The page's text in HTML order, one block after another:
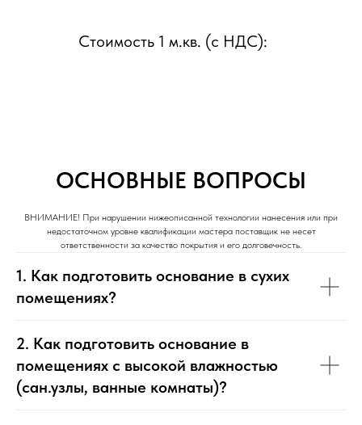
Стоимость 1 м.кв. (с НДС):
ОСНОВНЫЕ ВОПРОСЫ
ВНИМАНИЕ! При нарушении нижеописанной технологии нанесения или при
недостаточном уровне квалификации мастера поставщик не несет
ответственности за качество покрытия и его долговечность.
1. Как подготовить основание в сухих
помещениях?
2. Как подготовить основание в
помещениях с высокой влажностью
(сан.узлы, ванные комнаты)?